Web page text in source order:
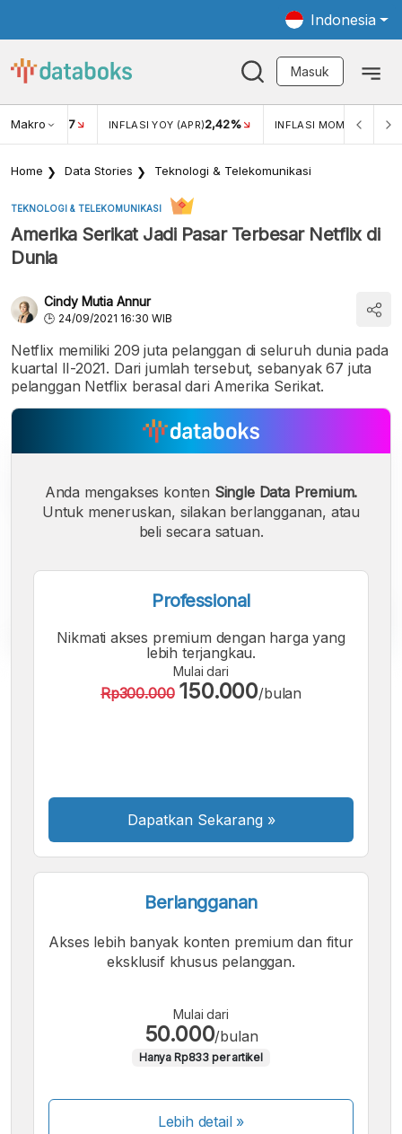
Indonesia
Masuk
Makro
USD/IDR 17 INFLASI YOY (APR)2,42% INFLASI MOM (MAR)
Home Data Stories Teknologi & Telekomunikasi
TEKNOLOGI & TELEKOMUNIKASI
Amerika Serikat Jadi Pasar Terbesar Netflix di
Dunia
Cindy Mutia Annur
24/09/2021 16:30 WIB
Netflix memiliki 209 juta pelanggan di seluruh dunia pada
kuartal II-2021. Dari jumlah tersebut, sebanyak 67 juta
pelanggan Netflix berasal dari Amerika Serikat.
Font
A
Font
A
Font
Anda mengakses konten Single Data Premium.
Untuk meneruskan, silakan berlangganan, atau
beli secara satuan.
Professional
Nikmati akses premium dengan harga yang
lebih terjangkau.
Mulai dari
Rp300.000 150.000/bulan
Dapatkan Sekarang »
Berlangganan
Akses lebih banyak konten premium dan fitur
eksklusif khusus pelanggan.
Mulai dari
50.000/bulan
Hanya Rp833 per artikel
Lebih detail »